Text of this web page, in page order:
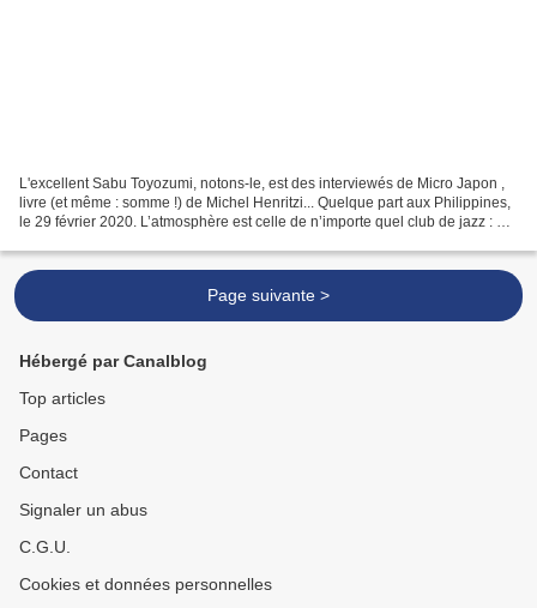
L'excellent Sabu Toyozumi, notons-le, est des interviewés de Micro Japon ,
livre (et même : somme !) de Michel Henritzi... Quelque part aux Philippines,
le 29 février 2020. L’atmosphère est celle de n’importe quel club de jazz : on
Page suivante >
Hébergé par Canalblog
Top articles
Pages
Contact
Signaler un abus
C.G.U.
Cookies et données personnelles